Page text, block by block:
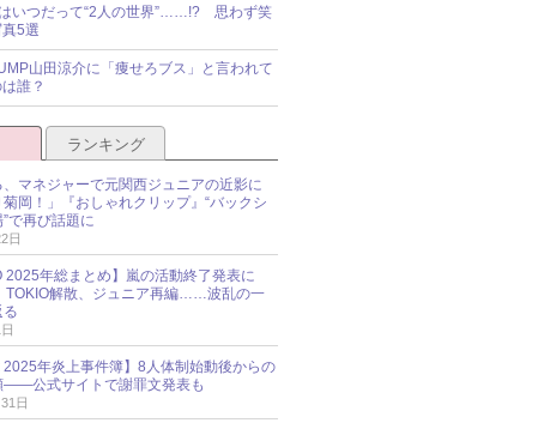
いつだって“2人の世界”……!? 思わず笑
5選
山田涼介に「痩せろブス」と言われて
誰？
ランキング
マネジャーで元関西ジュニアの近影に
菊岡！」『おしゃれクリップ』“バックシ
で再び話題に
日
2025年総まとめ】嵐の活動終了発表に
TOKIO解散、ジュニア再編……波乱の一
る
2025年炎上事件簿】8人体制始動後からの
――公式サイトで謝罪文発表も
日